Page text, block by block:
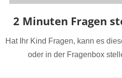
2 Minuten Fragen
Hat Ihr Kind Fragen, kann es
oder in der Fragenbox